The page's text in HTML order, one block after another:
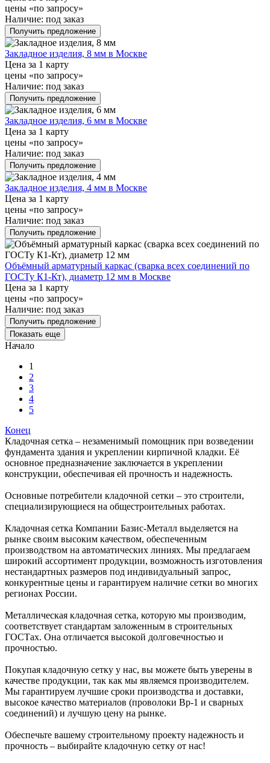
цены «по запросу»
Наличие: под заказ
Получить предложение
Закладное изделия, 8 мм в Москве
Цена за 1 карту
цены «по запросу»
Наличие: под заказ
Получить предложение
Закладное изделия, 6 мм в Москве
Цена за 1 карту
цены «по запросу»
Наличие: под заказ
Получить предложение
Закладное изделия, 4 мм в Москве
Цена за 1 карту
цены «по запросу»
Наличие: под заказ
Получить предложение
Объёмный арматурный каркас (сварка всех соединений по
ГОСТу К1-Кт), диаметр 12 мм в Москве
Цена за 1 карту
цены «по запросу»
Наличие: под заказ
Получить предложение
Показать еще
Начало
1
2
3
4
5
Конец
Кладочная сетка – незаменимый помощник при возведении
фундамента здания и укреплении кирпичной кладки. Её
основное предназначение заключается в укреплении
конструкции, обеспечивая ей прочность и надежность.
Основные потребители кладочной сетки – это строители,
специализирующиеся на общестроительных работах.
Кладочная сетка Компании Базис-Металл выделяется на
рынке своим высоким качеством, обеспеченным
производством на автоматических линиях. Мы предлагаем
широкий ассортимент продукции, возможность изготовления
нестандартных размеров под индивидуальный запрос,
конкурентные цены и гарантируем наличие сетки во многих
регионах России.
Металлическая кладочная сетка, которую мы производим,
соответствует стандартам заложенным в строительных
ГОСТах. Она отличается высокой долговечностью и
прочностью.
Покупая кладочную сетку у нас, вы можете быть уверены в
качестве продукции, так как мы являемся производителем.
Мы гарантируем лучшие сроки производства и доставки,
высокое качество материалов (проволоки Вр-1 и сварных
соединений) и лучшую цену на рынке.
Обеспечьте вашему строительному проекту надежность и
прочность – выбирайте кладочную сетку от нас!